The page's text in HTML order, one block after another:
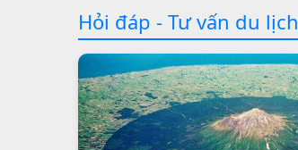
Hỏi đáp - Tư vấn du lịch